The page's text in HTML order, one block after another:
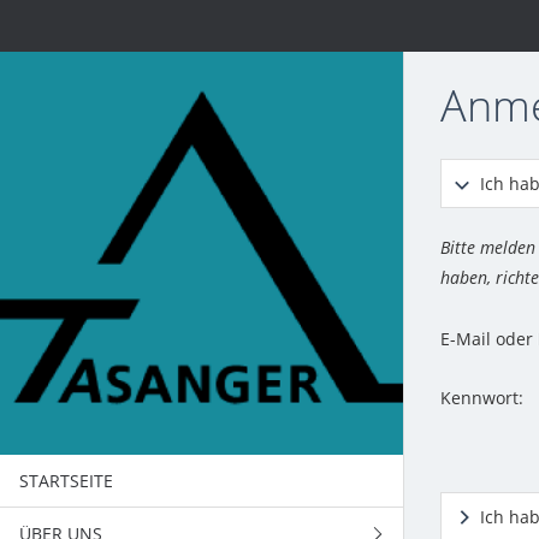
STARTSEITE
ÜBER UNS
Ich
Bitte
haben,
E-Mail
Kennwort:
Ich